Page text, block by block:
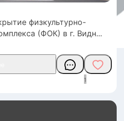
физкультурно-
(ФОК) в г. Видн
1